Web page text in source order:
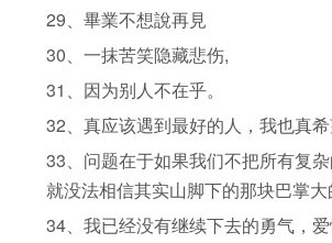
29、畢業不想說再見
30、一抹苦笑隐藏悲伤,
31、因为别人不在乎。
32、真应该遇到最好的人，我也真希
33、问题在于如果我们不把所有复
就没法相信其实山脚下的那块巴掌
34、我已经没有继续下去的勇气，